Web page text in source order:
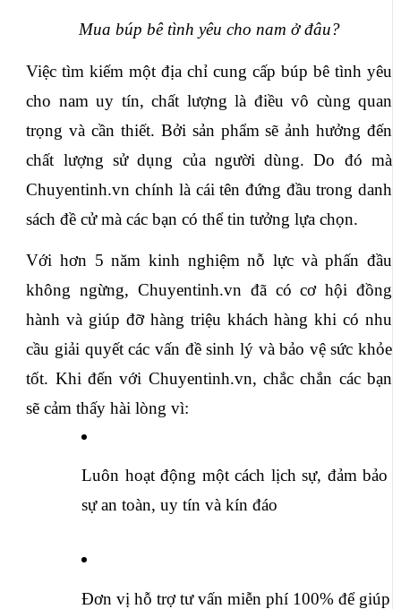
Mua búp bê tình yêu cho nam ở đâu?
Việc tìm kiếm một địa chỉ cung cấp búp bê tình yêu
cho nam uy tín, chất lượng là điều vô cùng quan
trọng và cần thiết. Bởi sản phẩm sẽ ảnh hưởng đến
chất lượng sử dụng của người dùng. Do đó mà
Chuyentinh.vn chính là cái tên đứng đầu trong danh
sách đề cử mà các bạn có thể tin tưởng lựa chọn.
Với hơn 5 năm kinh nghiệm nỗ lực và phấn đầu
không ngừng, Chuyentinh.vn đã có cơ hội đồng
hành và giúp đỡ hàng triệu khách hàng khi có nhu
cầu giải quyết các vấn đề sinh lý và bảo vệ sức khỏe
tốt. Khi đến với Chuyentinh.vn, chắc chắn các bạn
sẽ cảm thấy hài lòng vì:
Luôn hoạt động một cách lịch sự, đảm bảo
sự an toàn, uy tín và kín đáo
Đơn vị hỗ trợ tư vấn miễn phí 100% để giúp